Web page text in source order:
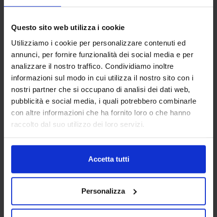
Questo sito web utilizza i cookie
Utilizziamo i cookie per personalizzare contenuti ed
annunci, per fornire funzionalità dei social media e per
analizzare il nostro traffico. Condividiamo inoltre
informazioni sul modo in cui utilizza il nostro sito con i
nostri partner che si occupano di analisi dei dati web,
pubblicità e social media, i quali potrebbero combinarle
con altre informazioni che ha fornito loro o che hanno
raccolto dal suo utilizzo dei loro servizi.
Accetta tutti
Personalizza
PIEGARE GLI
ASCIUGAMANI IN
ALBERGO E B&B:
PACCHETTO, ROTOLO O
SULL’ANELLO
Ma non basta scegliere bene gli asciugamani:
un’immediata sensazione di ordine e pulizia,
biglietti da visita fondamentali nel settore